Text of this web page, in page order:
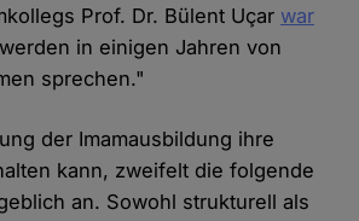
Prof. Dr. Bülent Uçar war
in einigen Jahren von
sprechen."
der Imamausbildung ihre
kann, zweifelt die folgende
an. Sowohl strukturell als